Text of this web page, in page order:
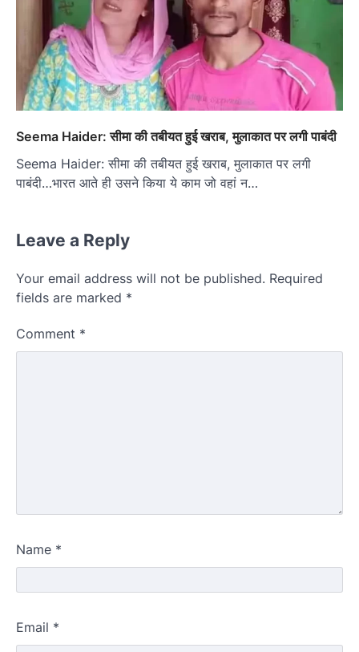
Seema Haider: सीमा की तबीयत हुई खराब, मुलाकात पर लगी पाबंदी
Seema Haider: सीमा की तबीयत हुई खराब, मुलाकात पर लगी
पाबंदी…भारत आते ही उसने किया ये काम जो वहां न…
Leave a Reply
Your email address will not be published. Required
fields are marked *
Comment *
Name *
Email *